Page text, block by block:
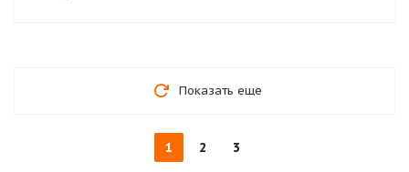
Показать еще
1 2 3